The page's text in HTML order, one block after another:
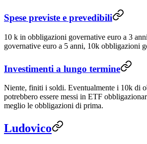
Spese previste e prevedibili
10 k in obbligazioni governative euro a 3
governative euro a 5 anni, 10k obbligazioni
Investimenti a lungo termine
Niente, finiti i soldi. Eventualmente i 10k di
potrebbero essere messi in ETF
meglio le obbligazioni di prima.
Ludovico